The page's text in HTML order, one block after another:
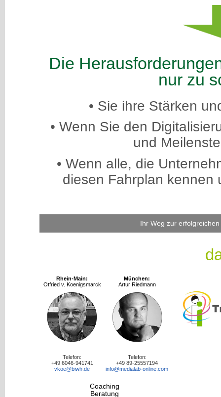
Die
nur zu
• Sie ihre Stärken
• Wenn Sie den
und
• Wenn alle, die
diesen Fahrplan kennen
Ihr Weg zur
Rhein-Main:
Otfried v. Koenigsmarck
München:
Artur Riedmann
Telefon:
+49 6046-941741
vkoe@biwh.de
Telefon:
+49 89-25557194
info@medialab-online.com
Coaching
Beratung